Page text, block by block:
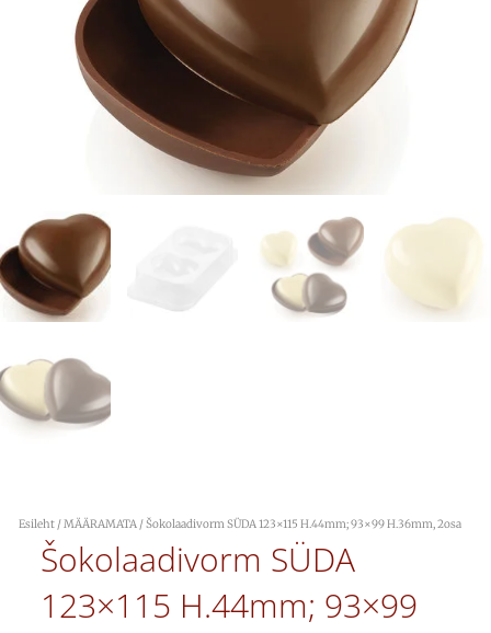
Esileht /MÄÄRAMATA / Šokolaadivorm SÜDA 123×115 H.44mm; 93×99 H.36mm, 2osa
Šokolaadivorm SÜDA
123×115 H.44mm; 93×99